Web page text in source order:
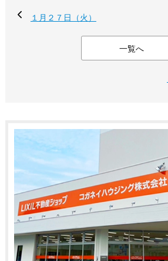
１月２７日（火）
一覧へ